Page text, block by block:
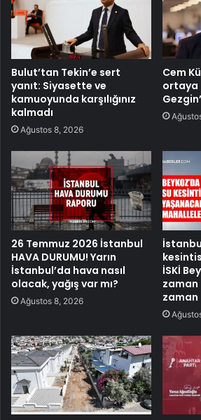
Bulut’tan Tekin’e sert
yanıt: Siyasette ve
kamuoyunda karşılığınız
kalmadı
Ağustos 8, 2026
Cem
ortaya
26 Temmuz 2026 İstanbul
HAVA DURUMU! Yarın
İstanbul’da hava nasıl
olacak, yağış var mı?
Ağustos 8, 2026
İSKİ
zaman
zaman